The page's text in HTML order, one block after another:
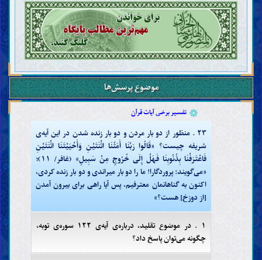
موضوع پرسش‌ها
موانع کسب علم
تقلید
خرافات
وظایف و اعمال عالمان
حجّت
حجّیّت، اعجاز و جایگاه قرآن
تفسیر قرآن
روش و قواعد تفسیر قرآن
تفسیر برخی آیات قرآن
۲۳ . منظور از دو بار مردن و دو بار زنده شدن در این آیه‌ی
شریفه چیست؟ «قَالُوا رَبَّنَا أَمَتَّنَا اثْنَتَيْنِ وَأَحْيَيْتَنَا اثْنَتَيْنِ
فَاعْتَرَفْنَا بِذُنُوبِنَا فَهَلْ إِلَى خُرُوجٍ مِنْ سَبِيلٍ» (غافر/ ۱۱)؛
«می‌گویند: پروردگارا! ما را دو بار میراندی و دو بار زنده کردی،
اکنون به گناهانمان معترفیم، پس آیا راهی برای بیرون آمدن
[از دوزخ] هست؟»
۱ . در موضوع تقلید، درباره‌ی آیه‌ی ۱۲۲ سوره‌ی توبه،
چگونه می‌توان پاسخ داد؟